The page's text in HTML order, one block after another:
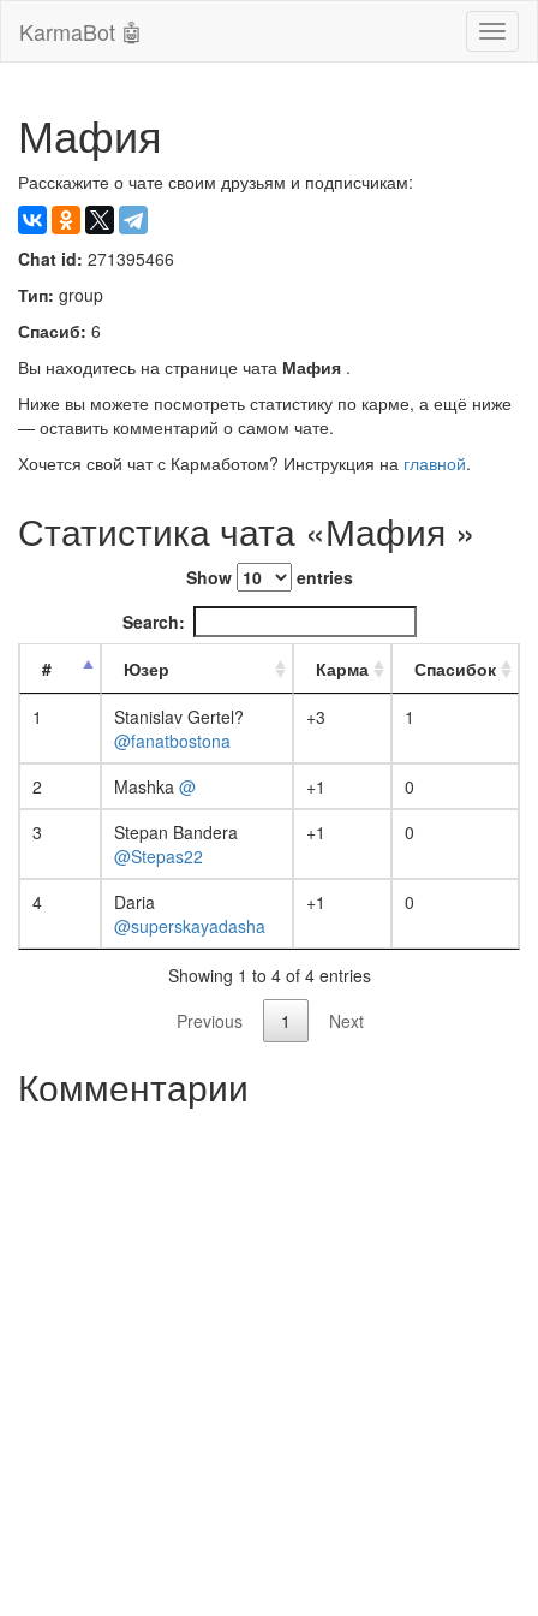
KarmaBot 🤖
Мафия
Расскажите о чате своим друзьям и подписчикам:
Chat id: 271395466
Тип: group
Спасиб: 6
Вы находитесь на странице чата Мафия .
Ниже вы можете посмотреть статистику по карме, а ещё ниже
— оставить комментарий о самом чате.
Хочется свой чат с Кармаботом? Инструкция на главной.
Статистика чата «Мафия »
Show
entries
Search:
#
Юзер Карма
Спасибок
1
Stanislav Gertel?
@fanatbostona
+3 1
2 Mashka @ +1
0
3
Stepan Bandera
@Stepas22
+1 0
4
Daria
@superskayadasha
+1 0
Showing 1 to 4 of 4 entries
Previous
1 Next
Комментарии